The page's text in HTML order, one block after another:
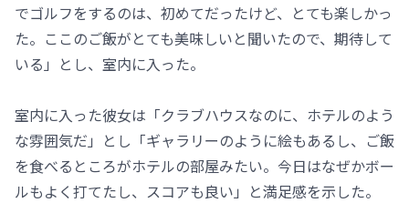
でゴルフをするのは、初めてだったけど、とても楽しかっ
た。ここのご飯がとても美味しいと聞いたので、期待して
いる」とし、室内に入った。
室内に入った彼女は「クラブハウスなのに、ホテルのよう
な雰囲気だ」とし「ギャラリーのように絵もあるし、ご飯
を食べるところがホテルの部屋みたい。今日はなぜかボー
ルもよく打てたし、スコアも良い」と満足感を示した。